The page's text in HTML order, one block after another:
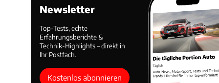
Newsletter
Top-Tests, echte
Erfahrungsberichte &
Technik-Highlights – direkt in
Ihr Postfach.
Kostenlos abonnieren